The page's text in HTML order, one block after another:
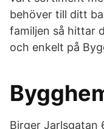
behöver till ditt
familjen så hittar
och enkelt på
Birger Jarlsgatan